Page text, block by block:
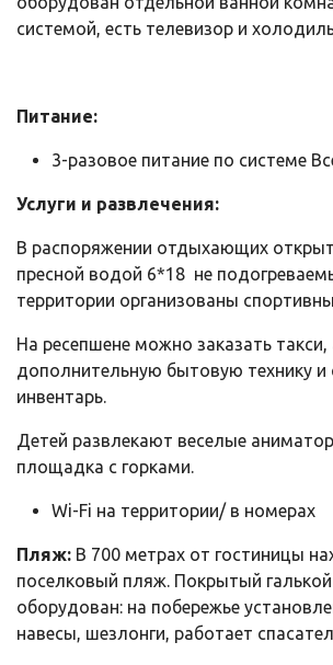
системой, есть телевизор и
Питание:
3-разовое питание по системе
Услуги и развлечения:
В распоряжении отдыхающих
пресной водой 6*18 не
территории организованы
На ресепшене можно заказать
дополнительную бытовую технику и
инвентарь.
Детей развлекают веселые
площадка с горками.
Wi-Fi на территории/ в номерах
Пляж: В 700 метрах от гостиницы
поселковый пляж. Покрытый
оборудован: на побережье
навесы, шезлонги, работает